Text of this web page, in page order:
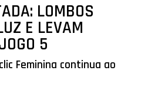
LOMBOS
E LEVAM
5
Feminina continua ao